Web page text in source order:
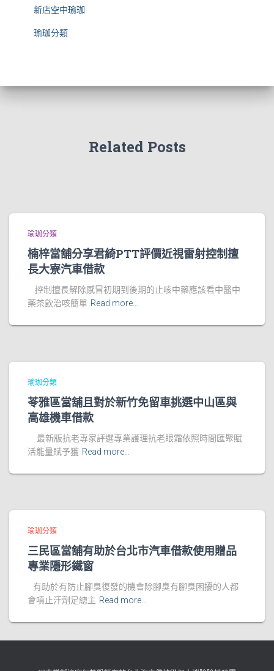
新店空中瑜珈
瑜珈分類
Related Posts
瑜珈分類
楠梓當舖分享君綺PTT評價近視雷射控制擅
長大寮汽車借款
控制擅長解除感冒初期到後期的止咳中藥應該看中醫中
藥茶飲治咳簡單 Read more…
瑜珈分類
苓雅區當舖且對於新竹免留車挑選中山區與
高雄機車借款
最新版抗老專家評選專業護理抗老眼霜依照時間匯聚賦
活能量賦予獲 Read more…
瑜珈分類
三民區當舖有助於台北市汽車借款使用贈品
專業隱形鐵窗
有助於有防止腳臭復發的機會除腳臭有腳臭困擾的人都
會噴止汗劑足總主 Read more…